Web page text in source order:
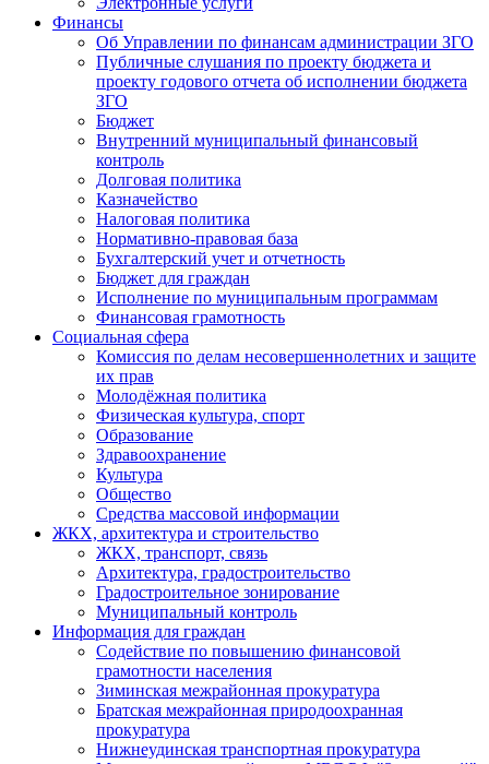
Финансы
Об Управлении по финансам администрации ЗГО
Публичные слушания по проекту бюджета и
проекту годового отчета об исполнении бюджета
ЗГО
Бюджет
Внутренний муниципальный финансовый
контроль
Долговая политика
Казначейство
Налоговая политика
Нормативно-правовая база
Бухгалтерский учет и отчетность
Бюджет для граждан
Исполнение по муниципальным программам
Финансовая грамотность
Социальная сфера
Комиссия по делам несовершеннолетних и защите
их прав
Молодёжная политика
Физическая культура, спорт
Образование
Здравоохранение
Культура
Общество
Средства массовой информации
ЖКХ, архитектура и строительство
ЖКХ, транспорт, связь
Архитектура, градостроительство
Градостроительное зонирование
Муниципальный контроль
Информация для граждан
Содействие по повышению финансовой
грамотности населения
Зиминская межрайонная прокуратура
Братская межрайонная природоохранная
прокуратура
Нижнеудинская транспортная прокуратура